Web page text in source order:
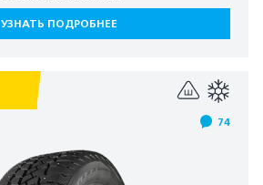
УЗНАТЬ ПОДРОБНЕЕ
74